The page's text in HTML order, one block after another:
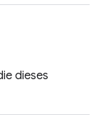
dieses